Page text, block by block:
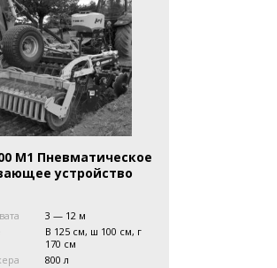
M1 Пневматическое
устройство
3 — 12 м
В 125 см, ш 100 см, г
170 см
800 л